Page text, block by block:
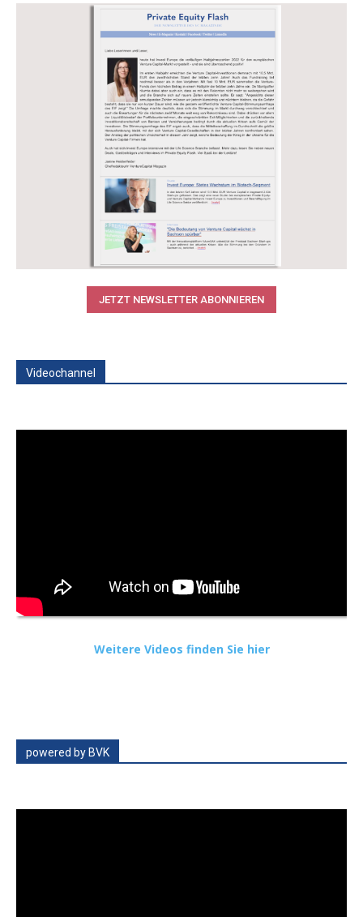
JETZT NEWSLETTER ABONNIEREN
Videochannel
Weitere Videos finden Sie hier
powered by BVK